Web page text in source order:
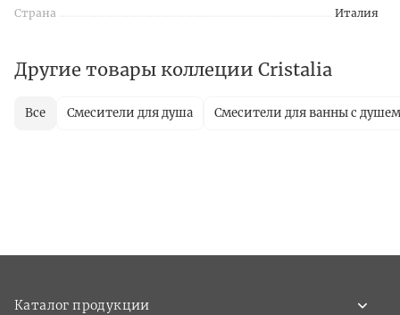
Страна
Италия
Другие товары коллеции Cristalia
Все Смесители для душа Смесители для ванны с душем
Каталог продукции